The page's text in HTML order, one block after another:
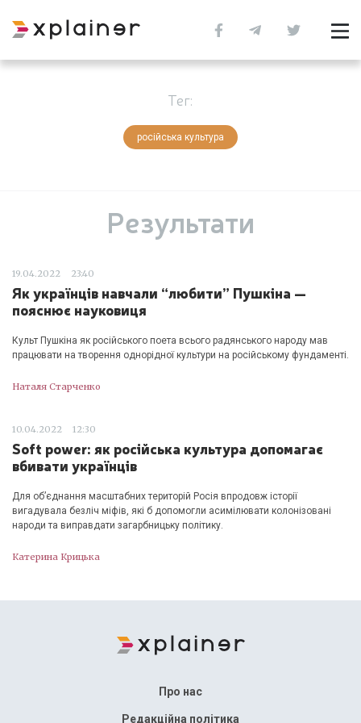
Тег:
російська культура
Результати
19.04.2022 23:40
Як українців навчали “любити” Пушкіна —
пояснює науковиця
Культ Пушкіна як російського поета всього радянського народу мав
працювати на творення однорідної культури на російському фундаменті.
Наталя Старченко
10.04.2022 12:30
Soft power: як російська культура допомагає
вбивати українців
Для об’єднання масштабних територій Росія впродовж історії
вигадувала безліч міфів, які б допомогли асимілювати колонізовані
народи та виправдати загарбницьку політику.
Катерина Крицька
Про нас
Редакційна політика